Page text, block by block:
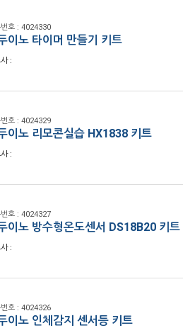
번호 : 4024330
이노 타이머 만들기 키트
:
번호 : 4024329
이노 리모콘실습 HX1838 키트
:
번호 : 4024327
이노 방수형온도센서 DS18B20 키트
:
번호 : 4024326
이노 인체감지 센서등 키트